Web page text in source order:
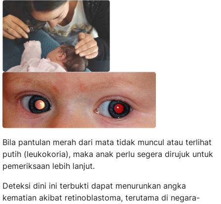
Bila pantulan merah dari mata tidak muncul atau terlihat
putih (leukokoria), maka anak perlu segera dirujuk untuk
pemeriksaan lebih lanjut.
Deteksi dini ini terbukti dapat menurunkan angka
kematian akibat retinoblastoma, terutama di negara-